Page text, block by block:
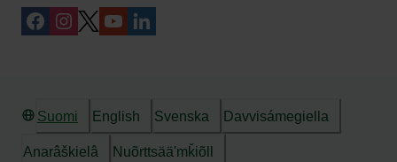
Suomi English Svenska Davvisámegiella
Anarâškielâ Nuõrttsääʹmǩiõll